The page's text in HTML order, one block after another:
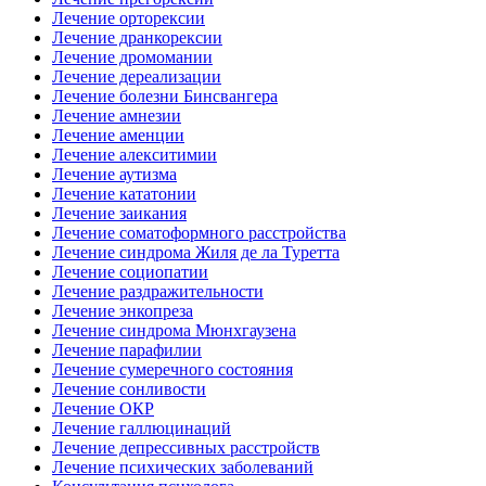
Лечение орторексии
Лечение дранкорексии
Лечение дромомании
Лечение дереализации
Лечение болезни Бинсвангера
Лечение амнезии
Лечение аменции
Лечение алекситимии
Лечение аутизма
Лечение кататонии
Лечение заикания
Лечение соматоформного расстройства
Лечение синдрома Жиля де ла Туретта
Лечение социопатии
Лечение раздражительности
Лечение энкопреза
Лечение синдрома Мюнхгаузена
Лечение парафилии
Лечение сумеречного состояния
Лечение сонливости
Лечение ОКР
Лечение галлюцинаций
Лечение депрессивных расстройств
Лечение психических заболеваний